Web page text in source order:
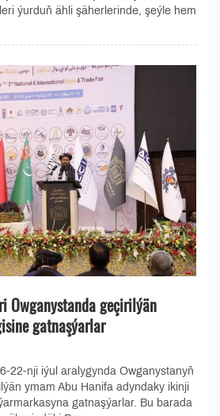
ýurduň ähli şäherlerinde, şeýle hem
Owganystanda geçirilýän
gatnaşýarlar
22-nji iýul aralygynda Owganystanyň
ymam Abu Hanifa adyndaky ikinji
gatnaşýarlar. Bu barada